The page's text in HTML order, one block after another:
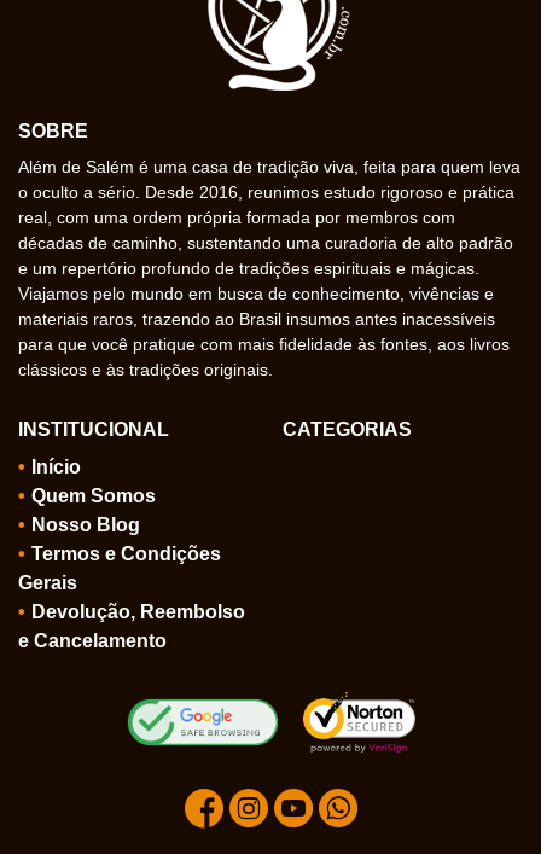
SOBRE
Além de Salém é uma casa de tradição viva, feita para quem leva
o oculto a sério. Desde 2016, reunimos estudo rigoroso e prática
real, com uma ordem própria formada por membros com
décadas de caminho, sustentando uma curadoria de alto padrão
e um repertório profundo de tradições espirituais e mágicas.
Viajamos pelo mundo em busca de conhecimento, vivências e
materiais raros, trazendo ao Brasil insumos antes inacessíveis
para que você pratique com mais fidelidade às fontes, aos livros
clássicos e às tradições originais.
INSTITUCIONAL
Início
Quem Somos
Nosso Blog
Termos e Condições
Gerais
Devolução, Reembolso
e Cancelamento
CATEGORIAS